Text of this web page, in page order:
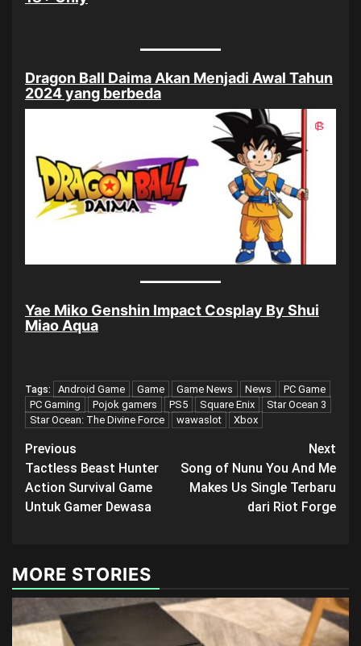
Dragon Ball Daima Akan Menjadi Awal Tahun
2024 yang berbeda
Yae Miko Genshin Impact Cosplay By Shui
Miao Aqua
Tags: Android Game Game Game News News
PC Game
PC Gaming
Pojok gamers PS5 Square Enix
Star Ocean 3
Star Ocean: The Divine Force
wawaslot Xbox
Post
navigation
Previous
Tactless Beast Hunter
Action Survival Game
Untuk Gamer Dewasa
Next
Song of Nunu You And Me
Makes Us Single Terbaru
dari Riot Forge
MORE STORIES